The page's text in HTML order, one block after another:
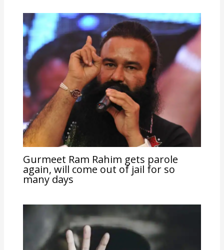
Gurmeet Ram Rahim gets parole
again, will come out of jail for so
many days